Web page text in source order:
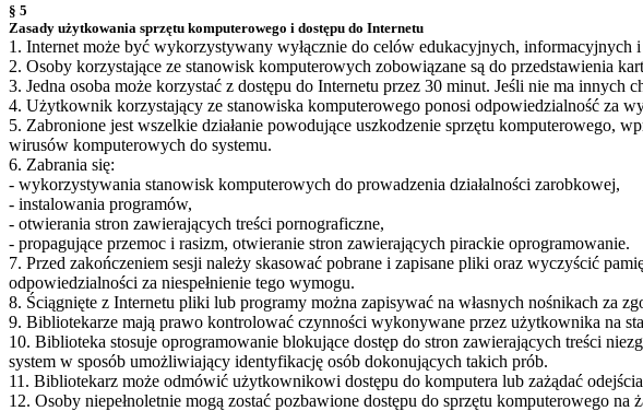
§ 5
Zasady użytkowania sprzętu komputerowego i dostępu do Internetu
1. Internet może być wykorzystywany wyłącznie do celów edukacyjnych, informacyjnych
2. Osoby korzystające ze stanowisk komputerowych zobowiązane są do przedstawienia
3. Jedna osoba może korzystać z dostępu do Internetu przez 30 minut. Jeśli nie ma innych
4. Użytkownik korzystający ze stanowiska komputerowego ponosi odpowiedzialność za
5. Zabronione jest wszelkie działanie powodujące uszkodzenie sprzętu komputerowego,
wirusów komputerowych do systemu.
6. Zabrania się:
- wykorzystywania stanowisk komputerowych do prowadzenia działalności zarobkowej,
- instalowania programów,
- otwierania stron zawierających treści pornograficzne,
- propagujące przemoc i rasizm, otwieranie stron zawierających pirackie oprogramowanie.
7. Przed zakończeniem sesji należy skasować pobrane i zapisane pliki oraz wyczyścić
odpowiedzialności za niespełnienie tego wymogu.
8. Ściągnięte z Internetu pliki lub programy można zapisywać na własnych nośnikach za
9. Bibliotekarze mają prawo kontrolować czynności wykonywane przez użytkownika na
10. Biblioteka stosuje oprogramowanie blokujące dostęp do stron zawierających treści
system w sposób umożliwiający identyfikację osób dokonujących takich prób.
11. Bibliotekarz może odmówić użytkownikowi dostępu do komputera lub zażądać
12. Osoby niepełnoletnie mogą zostać pozbawione dostępu do sprzętu komputerowego